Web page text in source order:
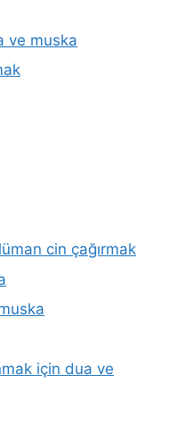
ve muska
cin çağırmak
için dua ve